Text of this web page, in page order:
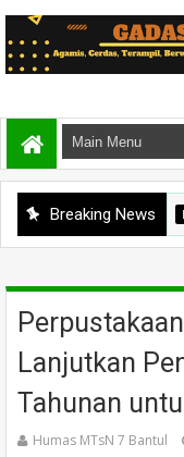
Breaking News
BERITA
Lanjutkan
Tahunan
Humas MTsN 7 Bantul